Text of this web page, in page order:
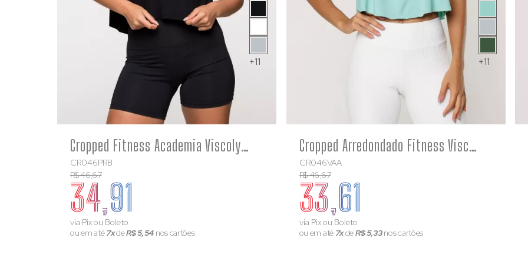
+11
Cropped Fitness Academia Viscolycra Preto Intense
CR046PRB
R$ 46,67
34,91
via Pix ou Boleto
ou em até7xdeR$ 5,54 nos cartões
COMPRE
+11
Cropped Arredondado Fitness Viscolycra Academia Verde água
CR046VAA
R$ 46,67
33,61
via Pix ou Boleto
ou em até 7xdeR$ 5,33nos cartões
COMPRE